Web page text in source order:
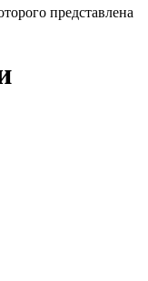
представлена